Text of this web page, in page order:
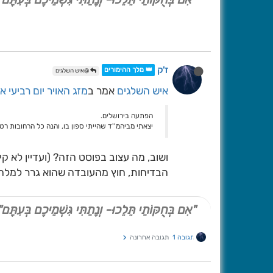
ז'ק 👑 מלך ההימורים @איש השלגים
איש השלגים אמר במזג האויר יום
הפתעה בירושלים.
יצאתי מביהמ''ד שהייתי ספון בו, והנה כל הרחובות
ושוב, מה עצוב בפוסט הזה? (ועדיין
הבדיחות, חוץ מהעובדה שהוא גרר
"אִם בְּחֻקּוֹתַי תֵּלֵכוּ- וְנָתַתִּי גִּשְׁמֵיכֶם
תגובה 1 תגובה אחרונה